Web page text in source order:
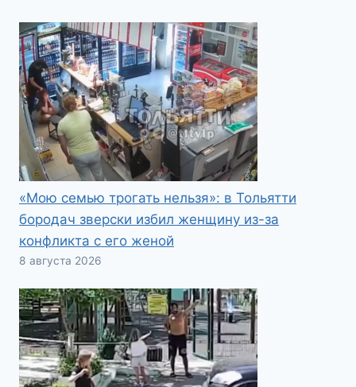
«Мою семью трогать нельзя»: в Тольятти
бородач зверски избил женщину из-за
конфликта с его женой
8 августа 2026